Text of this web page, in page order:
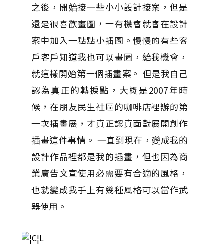
之後，開始接一些小小設計接案，但是
還是很喜歡畫圖，一有機會就會在設計
案中加入一點點小插圖。慢慢的有些客
戶客戶知道我也可以畫圖，給我機會，
就這樣開始第一個插畫案。 但是我自己
認為真正的轉捩點，大概是2007年時
候，在朋友民生社區的咖啡店裡辦的第
一次插畫展，才真正認真面對展開創作
插畫這件事情。 一直到現在，變成我的
設計作品裡都是我的插畫，但也因為商
業廣告文宣使用必需要有合適的風格，
也就變成我手上有幾種風格可以當作武
器使用。